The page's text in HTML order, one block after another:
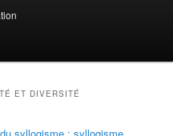
ET DIVERSITÉ